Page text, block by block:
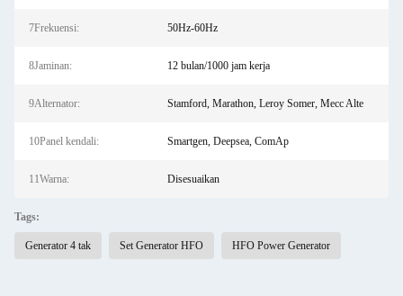
7Frekuensi: 50Hz-60Hz
8Jaminan: 12 bulan/1000 jam kerja
9Alternator: Stamford, Marathon, Leroy Somer, Mecc Alte
10Panel kendali: Smartgen, Deepsea, ComAp
11Warna: Disesuaikan
Tags:
Generator 4 tak Set Generator HFO HFO Power Generator